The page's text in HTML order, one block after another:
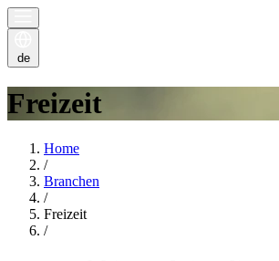
de
Freizeit
Home
/
Branchen
/
Freizeit
/